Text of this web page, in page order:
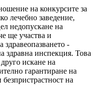
на конкурсите за
лечебно заведение,
недопускане на
ще участва и
здравеопазването -
здравна инспекция. Това
искане на
гарантиране на
на